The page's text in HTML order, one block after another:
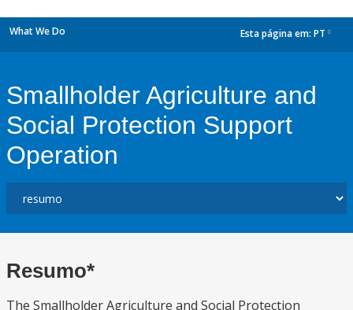
What We Do Esta página em: PT
Smallholder Agriculture and
Social Protection Support
Operation
Resumo*
The Smallholder Agriculture and Social Protection